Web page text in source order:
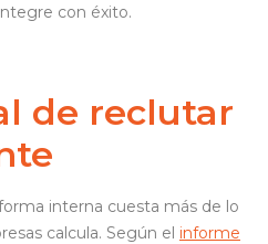
con éxito.
de reclutar
interna cuesta más de lo
calcula. Según el informe